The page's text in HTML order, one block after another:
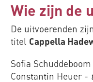
Wie zijn de
De uitvoerenden
titel Cappella
Sofia
Constantin Heuer -